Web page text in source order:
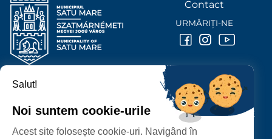
PRIMĂRIA MUNICIPIULUI
P-ȚA 25 OCTOMBRIE, NR. 1 CORP M, 440026 SATU MARE
Contact
URMĂRIȚI-NE
Salut!
Noi suntem cookie-urile
Acest site folosește cookie-uri. Navigând în